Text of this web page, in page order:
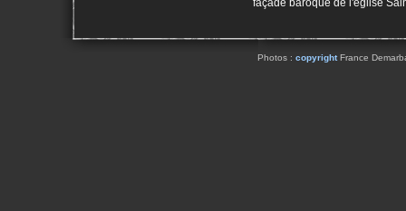
façade baroque de l'église
Photos : copyrightFrance